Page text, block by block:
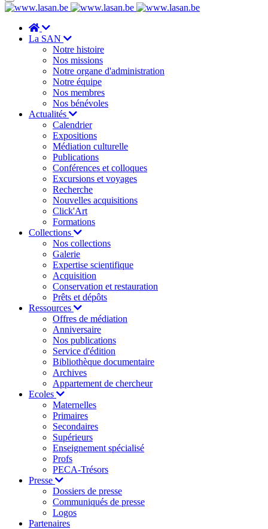
La SAN
Notre histoire
Nos missions
Notre organe d'administration
Notre équipe
Nos membres
Nos bénévoles
Actualités
Calendrier
Expositions
Médiation culturelle
Publications
Conférences et colloques
Excursions et voyages
Recherche
Nouvelles acquisitions
Click'Art
Formations
Collections
Nos collections
Galerie
Expertise scientifique
Acquisition
Conservation et restauration
Prêts et dépôts
Ressources
Offres de médiation
Anniversaire
Nos publications
Service d'édition
Bibliothèque documentaire
Archives
Appartement de chercheur
Ecoles
Maternelles
Primaires
Secondaires
Supérieurs
Enseignement spécialisé
Profs
PECA-Trésors
Presse
Dossiers de presse
Communiqués de presse
Logos
Partenaires